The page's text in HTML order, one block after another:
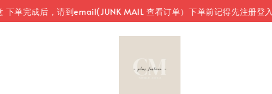
成后，请到email(JUNK MAIL 查看订单）下单前记得先注册登入您的